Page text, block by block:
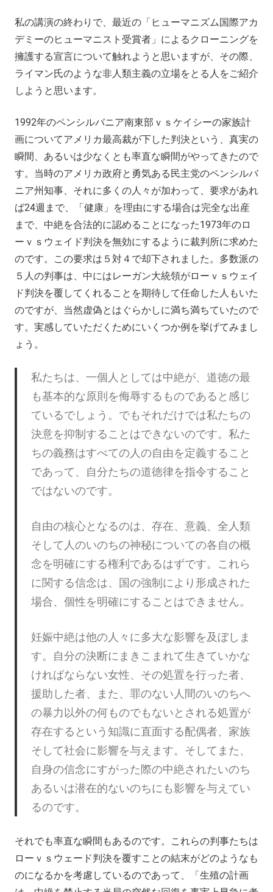
私の講演の終わりで、最近の「ヒューマニズム国際アカ
デミーのヒューマニスト受賞者」によるクローニングを
擁護する宣言について触れようと思いますが、その際、
ライマン氏のような非人類主義の立場をとる人をご紹介
しようと思います。
1992年のペンシルバニア南東部ｖｓケイシーの家族計
画についてアメリカ最高裁が下した判決という、真実の
瞬間、あるいは少なくとも率直な瞬間がやってきたので
す。当時のアメリカ政府と勇気ある民主党のペンシルバ
ニア州知事、それに多くの人々が加わって、要求があれ
ば24週まで、「健康」を理由にする場合は完全な出産
まで、中絶を合法的に認めることになった1973年のロ
ーｖｓウェイド判決を無効にするように裁判所に求めた
のです。この要求は５対４で却下されました。多数派の
５人の判事は、中にはレーガン大統領がローｖｓウェイ
ド判決を覆してくれることを期待して任命した人もいた
のですが、当然虚偽とはぐらかしに満ち満ちていたので
す。実感していただくためにいくつか例を挙げてみまし
ょう。
私たちは、一個人としては中絶が、道徳の最
も基本的な原則を侮辱するものであると感じ
ているでしょう。でもそれだけでは私たちの
決意を抑制することはできないのです。私た
ちの義務はすべての人の自由を定義すること
であって、自分たちの道徳律を指令すること
ではないのです。
自由の核心となるのは、存在、意義、全人類
そして人のいのちの神秘についての各自の概
念を明確にする権利であるはずです。これら
に関する信念は、国の強制により形成された
場合、個性を明確にすることはできません。
妊娠中絶は他の人々に多大な影響を及ぼしま
す。自分の決断にまきこまれて生きていかな
ければならない女性、その処置を行った者、
援助した者、また、罪のない人間のいのちへ
の暴力以外の何ものでもないとされる処置が
存在するという知識に直面する配偶者、家族
そして社会に影響を与えます。そしてまた、
自身の信念にすがった際の中絶されたいのち
あるいは潜在的ないのちにも影響を与えてい
るのです。
それでも率直な瞬間もあるのです。これらの判事たちは
ローｖｓウェード判決を覆すことの結末がどのようなも
のになるかを考慮しているのであって、「生殖の計画